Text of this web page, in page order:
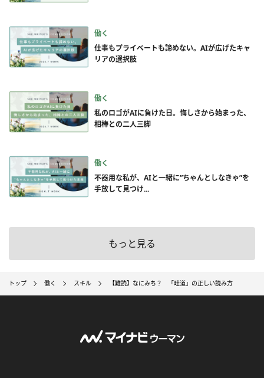
働く
仕事もプライベートも諦めない。AIが広げたキャ
リアの選択肢
働く
私のロゴがAIに負けた日。悔しさから始まった、
相棒との二人三脚
働く
不器用な私が、AIと一緒に”ちゃんとしなきゃ”を
手放して見つけ...
もっと見る
トップ 働く スキル 【難読】なにみち？ 「畦道」の正しい読み方